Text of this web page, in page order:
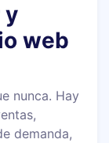
y
web
nunca. Hay
demanda,